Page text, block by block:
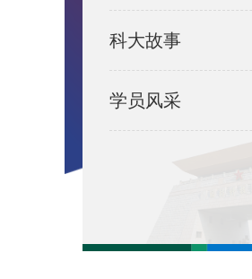
科大故事
学员风采